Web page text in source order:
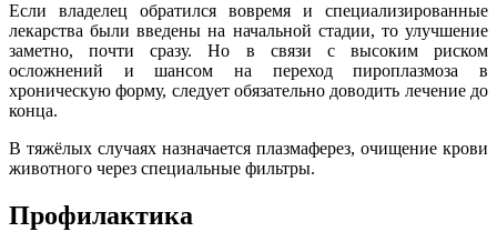
Если владелец обратился вовремя и специализированные
лекарства были введены на начальной стадии, то улучшение
заметно, почти сразу. Но в связи с высоким риском
осложнений и шансом на переход пироплазмоза в
хроническую форму, следует обязательно доводить лечение до
конца.
В тяжёлых случаях назначается плазмаферез, очищение крови
животного через специальные фильтры.
Профилактика